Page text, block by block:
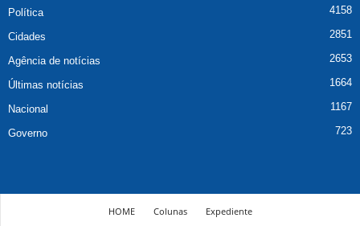
Política 4158
Cidades 2851
Agência de notícias 2653
Últimas notícias 1664
Nacional 1167
Governo 723
HOME Colunas Expediente